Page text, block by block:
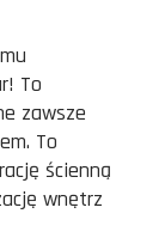
To
zawsze
To
ścienną
wnętrz